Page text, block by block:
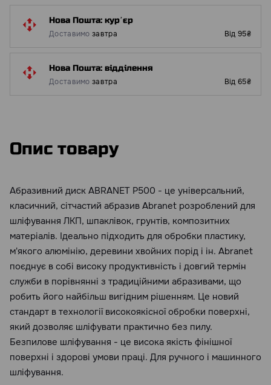
Нова Пошта: курʼєр
Доставимо завтра Від 95₴
Нова Пошта: відділення
Доставимо завтра Від 65₴
Опис товару
Абразивний диск ABRANET P500 - це універсальний,
класичний, сітчастий абразив Abranet розроблений для
шліфування ЛКП, шпаклівок, грунтів, композитних
матеріалів. Ідеально підходить для обробки пластику,
м'якого алюмінію, деревини хвойних порід і ін. Abranet
поєднує в собі високу продуктивність і довгий термін
служби в порівнянні з традиційними абразивами, що
робить його найбільш вигідним рішенням. Це новий
стандарт в технології високоякісної обробки поверхні,
який дозволяє шліфувати практично без пилу.
Безпилове шліфування - це висока якість фінішної
поверхні і здорові умови праці. Для ручного і машинного
шліфування.